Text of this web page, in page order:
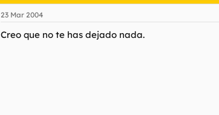
23 Mar 2004
Creo que no te has dejado nada.